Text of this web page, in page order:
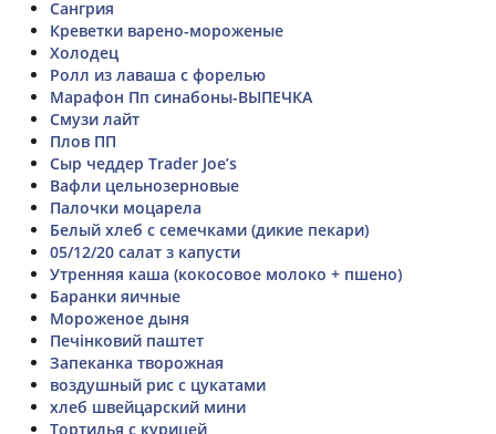
Сангрия
Креветки варено-мороженые
Холодец
Ролл из лаваша с форелью
Марафон Пп синабоны-ВЫПЕЧКА
Смузи лайт
Плов ПП
Сыр чеддер Trader Joe’s
Вафли цельнозерновые
Палочки моцарела
Белый хлеб с семечками (дикие пекари)
05/12/20 салат з капусти
Утренняя каша (кокосовое молоко + пшено)
Баранки яичные
Мороженое дыня
Печінковий паштет
Запеканка творожная
воздушный рис с цукатами
хлеб швейцарский мини
Тортилья с курицей